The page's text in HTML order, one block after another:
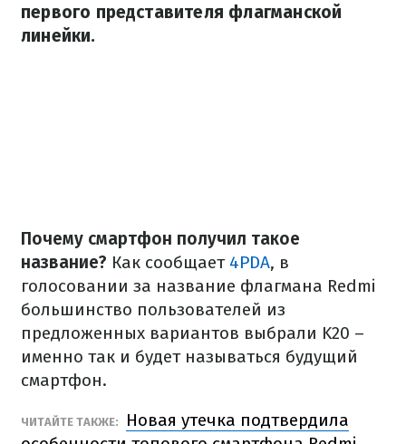
первого представителя флагманской
линейки.
Почему смартфон получил такое
название? Как сообщает 4PDA, в
голосовании за название флагмана Redmi
большинство пользователей из
предложенных вариантов выбрали K20 –
именно так и будет называться будущий
смартфон.
ЧИТАЙТЕ ТАКЖЕ:
Новая утечка подтвердила